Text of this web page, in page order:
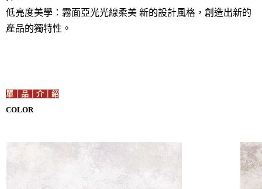
低亮度美學：霧面亞光光線柔美 新的設計風格，創造出新的
產品的獨特性。
單｜品｜介｜紹
COLOR